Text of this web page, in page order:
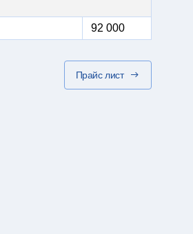
92 000
Прайс лист